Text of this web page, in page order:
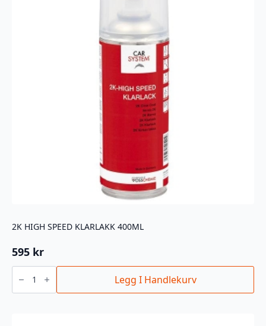
2K HIGH SPEED KLARLAKK 400ML
595 kr
2K
HIGH
SPEED
KLARLAKK
Legg I Handlekurv